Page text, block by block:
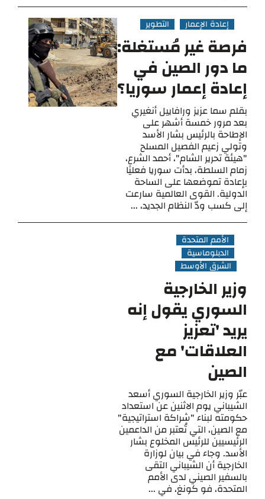
إعادة الإعمار التطوير
فرصة غير مُستغلة:
ما دور الصين في
إعادة إعمار سوريا؟
بقلم سما عزيز ورافاييل أنغيري
بعد مرور خمسة أشهر على
الإطاحة بالرئيس بشار الأسد
وتولي زعيم الفصيل المسلح
"هيئة تحرير الشام"، أحمد الشرع،
زمام السلطة، بدأت سوريا فعليًا
بإعادة تموضعها على الساحة
الدولية. القوى العالمية سارعت
إلى كسب ودّ النظام الجديد، ...
الأمم المتحدة
الدبلوماسية
الشرق الأوسط
وزير الخارجية
السوري يقول إنه
يريد 'تعزيز
العلاقات' مع
الصين
عبّر وزير الخارجية السوري أسعد
الشيباني يوم الاثنين عن استعداد
حكومته لبناء "شراكة استراتيجية"
مع الصين، التي تُعتبر من الداعمين
الرئيسيين للرئيس المخلوع بشار
الأسد. وجاء في بيان لوزارة
الخارجية أن الشيباني التقى
بالسفير الصيني لدى الأمم
المتحدة، فو كونغ، في ...